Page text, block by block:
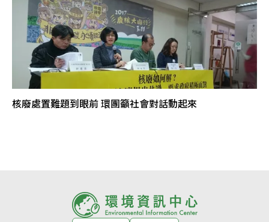
核廢處置難題到眼前 環團籲社會對話動起來